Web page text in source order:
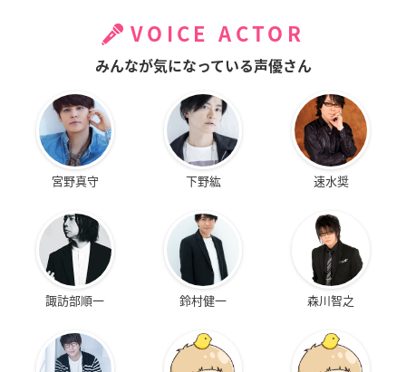
VOICE ACTOR
みんなが気になっている声優さん
宮野真守 下野紘 速水奨
諏訪部順一 鈴村健一 森川智之